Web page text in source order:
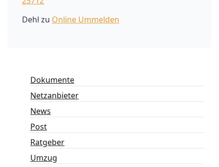
Dehl zu Online Ummelden
Dokumente
Netzanbieter
News
Post
Ratgeber
Umzug